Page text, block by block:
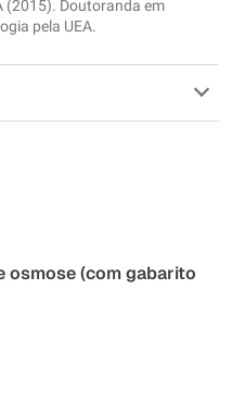
(2015). Doutoranda em
pela UEA.
osmose (com gabarito